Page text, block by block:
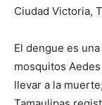
Ciudad Victoria,
El dengue es
mosquitos
llevar a la